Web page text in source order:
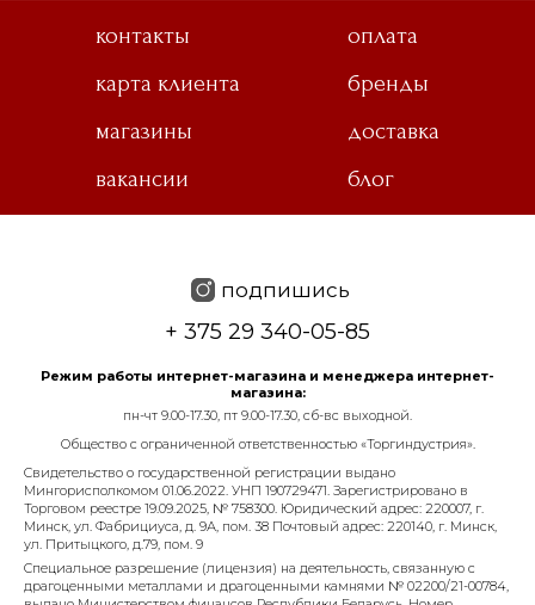
контакты
оплата
карта клиента
бренды
магазины
доставка
вакансии
блог
подпишись
+ 375 29 340-05-85
Режим работы интернет-магазина и менеджера интернет-
магазина:
пн-чт 9.00-17.30, пт 9.00-17.30, сб-вс выходной.
Общество с ограниченной ответственностью «Торгиндустрия».
Свидетельство о государственной регистрации выдано
Мингорисполкомом 01.06.2022. УНП 190729471. Зарегистрировано в
Торговом реестре 19.09.2025, № 758300. Юридический адрес: 220007, г.
Минск, ул. Фабрициуса, д. 9А, пом. 38 Почтовый адрес: 220140, г. Минск,
ул. Притыцкого, д.79, пом. 9
Специальное разрешение (лицензия) на деятельность, связанную с
драгоценными металлами и драгоценными камнями № 02200/21-00784,